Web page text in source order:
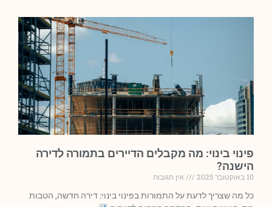
פינוי בינוי: מה מקבלים הדיירים בתמורה לדירה
הישנה?
10 באוקטובר 2025
אין תגובות
כל מה שצריך לדעת על התמורות בפינוי בינוי: דירה חדשה, הטבות